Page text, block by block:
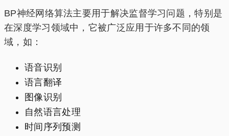
BP神经网络算法主要用于解决监督学习问题，特别是
在深度学习领域中，它被广泛应用于许多不同的领
域，如：
语音识别
语言翻译
图像识别
自然语言处理
时间序列预测